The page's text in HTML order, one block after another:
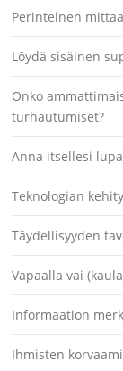
Perinteinen
Löydä sisäinen
Onko
turhautumiset?
Anna itsellesi
Teknologian
Täydellisyyden
Vapaalla vai
Informaation
Ihmisten